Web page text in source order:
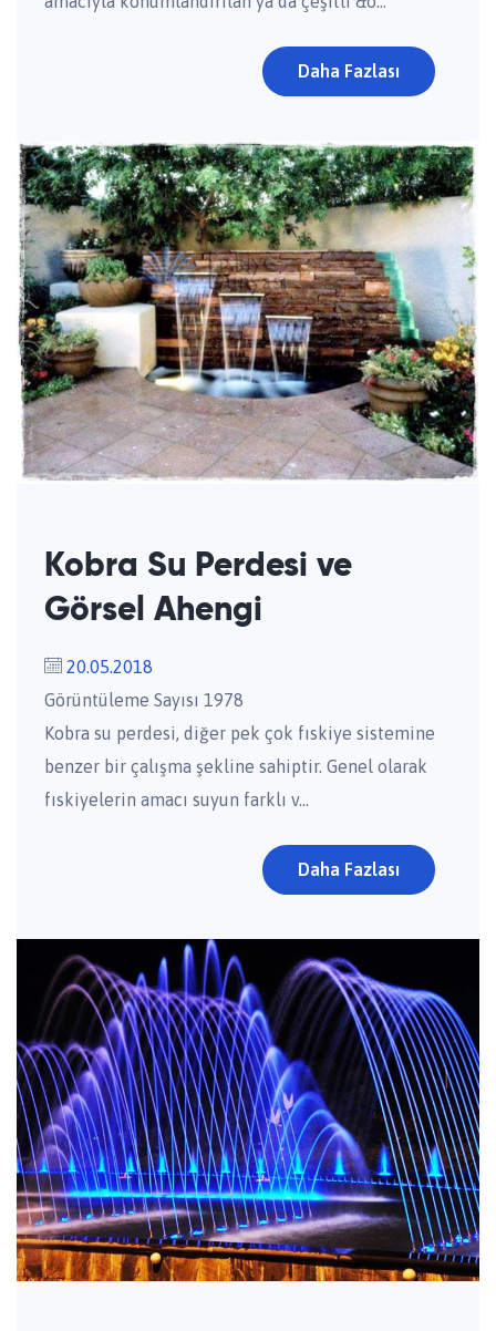
Daha Fazlası
Kobra Su Perdesi ve
Görsel Ahengi
20.05.2018
Görüntüleme Sayısı 1978
Kobra su perdesi, diğer pek çok fıskiye sistemine
benzer bir çalışma şekline sahiptir. Genel olarak
fıskiyelerin amacı suyun farklı v...
Daha Fazlası